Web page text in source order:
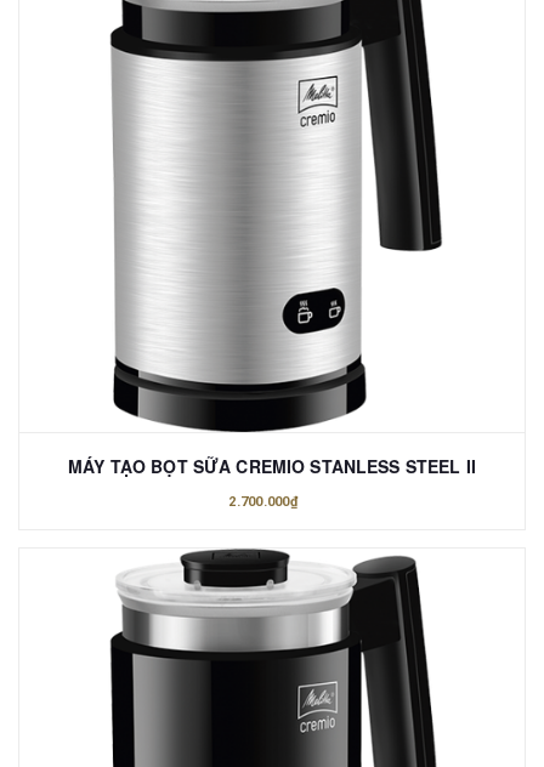
MÁY TẠO BỌT SỮA CREMIO STANLESS STEEL II
2.700.000₫